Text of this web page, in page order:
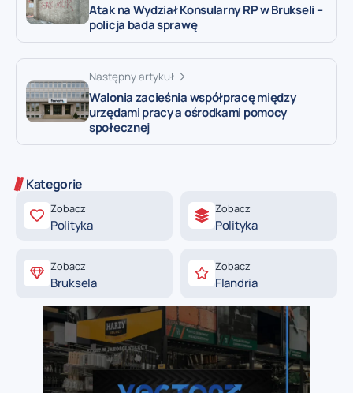
Atak na Wydział Konsularny RP w Brukseli –
policja bada sprawę
Następny artykuł
Walonia zacieśnia współpracę między
urzędami pracy a ośrodkami pomocy
społecznej
Kategorie
Zobacz
Polityka
Zobacz
Polityka
Zobacz
Bruksela
Zobacz
Flandria